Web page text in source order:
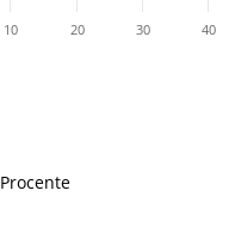
10 20 30 40
Procente